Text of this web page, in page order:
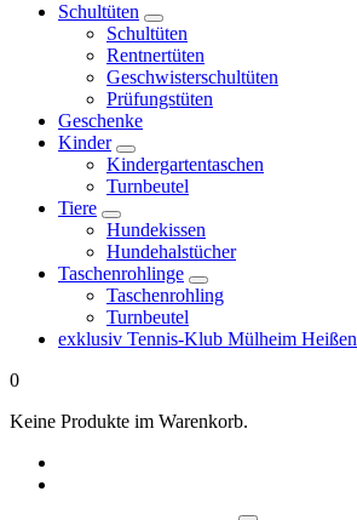
Schultüten
Schultüten
Rentnertüten
Geschwisterschultüten
Prüfungstüten
Geschenke
Kinder
Kindergartentaschen
Turnbeutel
Tiere
Hundekissen
Hundehalstücher
Taschenrohlinge
Taschenrohling
Turnbeutel
exklusiv Tennis-Klub Mülheim Heißen
0
Keine Produkte im Warenkorb.